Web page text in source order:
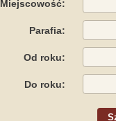
Miejscowość:
Parafia:
Od roku:
Do roku: